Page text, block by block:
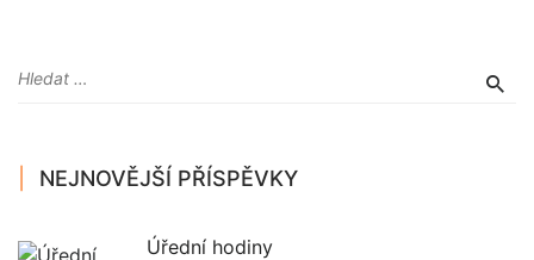
NEJNOVĚJŠÍ PŘÍSPĚVKY
Úřední hodiny